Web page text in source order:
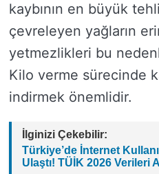
kaybının en büyük
çevreleyen yağların
yetmezlikleri bu
Kilo verme sürecinde
indirmek önemlidir.
İlginizi Çekebilir:
Türkiye’de İnternet
Ulaştı! TÜİK 2026 Verileri